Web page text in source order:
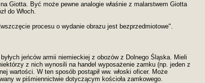
Giotta. Być może pewne analogie właśnie z malarstwem Giotta
do Włoch.
procesu o wydanie obrazu jest bezprzedmiotowe".
jeńców armii niemieckiej z obozów z Dolnego Śląska. Mieli
z nich wynosili na handel wyposażenie zamku (np. jeden z
wartości. W ten sposób postąpił ww. włoski oficer. Może
w piśmiennictwie dotyczącym kościoła zamkowego.